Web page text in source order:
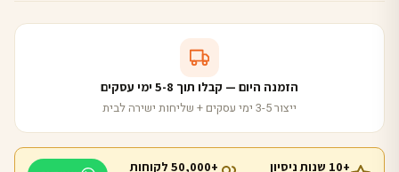
הזמנה היום — קבלו תוך 5-8 ימי עסקים
ייצור 3-5 ימי עסקים + שליחות ישירה לבית
+10 שנות ניסיון
+50,000 לקוחות